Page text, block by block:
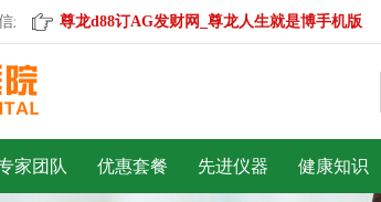
不变。尊龙d88订AG发财网_尊龙人生就是博手机版
家团队 优惠套餐 先进仪器 健康知识